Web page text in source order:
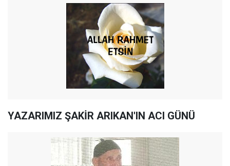
YAZARIMIZ ŞAKİR ARIKAN'IN ACI GÜNÜ